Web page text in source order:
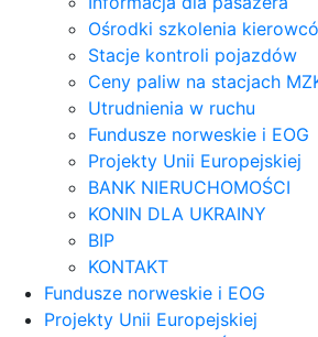
Ośrodki szkolenia
Stacje kontroli pojazdów
Ceny paliw na stacjach
Utrudnienia w ruchu
Fundusze norweskie i EOG
Projekty Unii Europejskiej
BANK NIERUCHOMOŚCI
KONIN DLA UKRAINY
BIP
KONTAKT
Fundusze norweskie i EOG
Projekty Unii Europejskiej